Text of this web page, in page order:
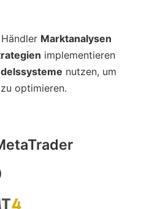
Marktanalysen
implementieren
nutzen, um
optimieren.